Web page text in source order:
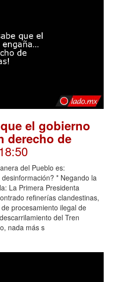
el gobierno
derecho de
del Pueblo es:
* Negando la
La Primera Presidenta
refinerías clandestinas,
procesamiento ilegal de
del Tren
nada más s